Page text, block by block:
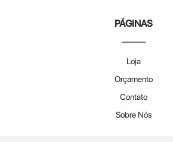
PÁGINAS
Loja
Orçamento
Contato
Sobre Nós